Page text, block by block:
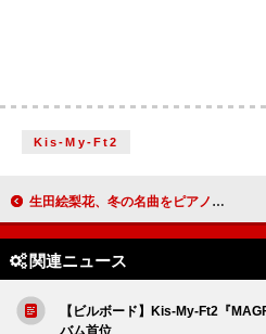
Kis-My-Ft2
生田絵梨花、冬の名曲をピアノ弾き語りカバー ラジオ番組でオンエア＆楽曲リクエスト受付中
関連ニュース
【ビルボード】Kis-My-Ft2『
バム首位